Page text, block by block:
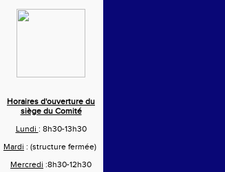
Horaires d'ouverture du
siège du Comité
Lundi : 8h30-13h30
Mardi : (structure fermée)
Mercredi :8h30-12h30